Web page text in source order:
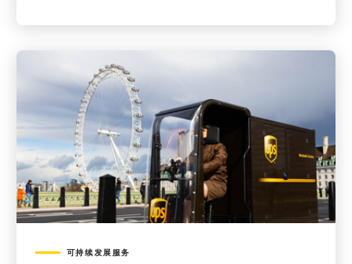
可持续发展服务